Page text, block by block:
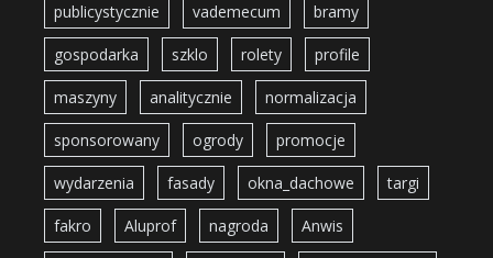
publicystycznie vademecum bramy
gospodarka szklo rolety profile
maszyny analitycznie normalizacja
sponsorowany ogrody promocje
wydarzenia fasady okna_dachowe targi
fakro Aluprof nagroda Anwis